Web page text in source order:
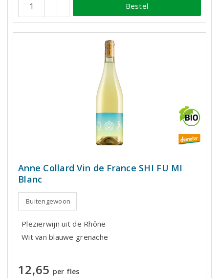
Bestel
Anne Collard Vin de France SHI FU MI
Blanc
Buitengewoon
Plezierwijn uit de Rhône
Wit van blauwe grenache
12,65 per fles